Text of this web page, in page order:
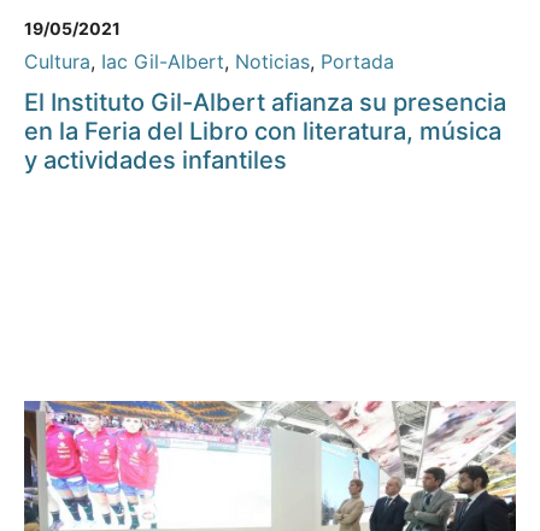
19/05/2021
Cultura, Iac Gil-Albert, Noticias, Portada
El Instituto Gil-Albert afianza su presencia
en la Feria del Libro con literatura, música
y actividades infantiles